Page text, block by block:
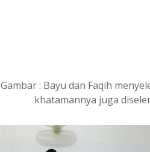
Gambar : Bayu dan Faqih
khatamannya juga